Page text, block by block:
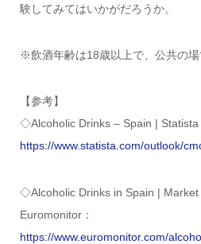
験してみてはいかがだろうか。
※飲酒年齢は18歳以上で、公共の場
【参考】
◇Alcoholic Drinks – Spain | Statista
https://www.statista.com/outlook/
◇Alcoholic Drinks in Spain |
Euromonitor：
https://www.euromonitor.com/